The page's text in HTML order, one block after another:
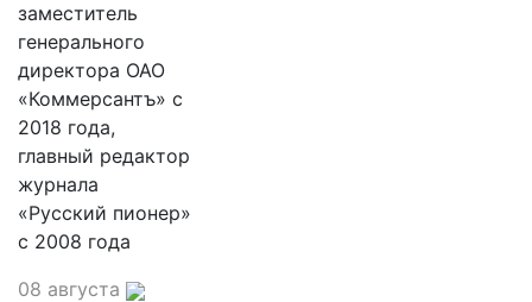
заместитель
генерального
директора ОАО
«Коммерсантъ» с
2018 года,
главный редактор
журнала
«Русский пионер»
с 2008 года
08 августа